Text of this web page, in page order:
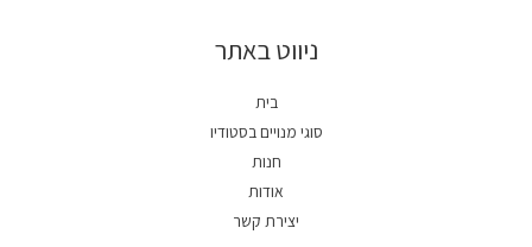
ניווט באתר
בית
סוגי מנויים בסטודיו
חנות
אודות
יצירת קשר